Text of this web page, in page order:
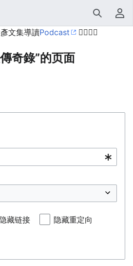
搜索
用户菜单
文集導讀Podcast 🙋‍♂️🙋‍♀️
奇錄”的页面
隐藏链接 隐藏重定向